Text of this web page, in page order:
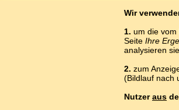
Wir
1. um die vom
Seite Ihre
analysieren
2. zum
(Bildlauf nach
Nutzeraus